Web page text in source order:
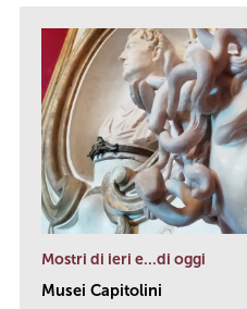
Mostri di ieri e...di oggi
Musei Capitolini